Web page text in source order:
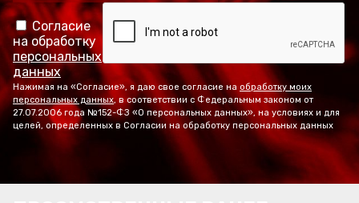
Согласие
на обработку
персональных
данных
Нажимая на «Согласие», я даю свое согласие на обработку моих
персональных данных, в соответствии с Федеральным законом от
27.07.2006 года №152-ФЗ «О персональных данных», на условиях и для
целей, определенных в Согласии на обработку персональных данных